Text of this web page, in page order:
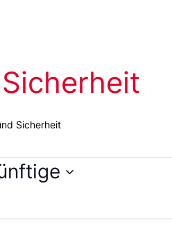
Sicherheit